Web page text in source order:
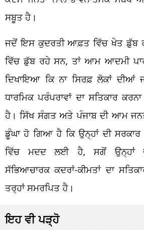
ਸਬੂਤ ਹੈ।
ਜਦੋਂ ਇਸ ਕੁਦਰਤੀ ਆਫ਼ਤ ਵਿੱਚ ਖੇਤ ਡੁੱਬ
ਵਿੱਚ ਡੁੱਬ ਰਹੇ ਸਨ, ਤਾਂ ਆਮ ਆਦਮੀ
ਦਿਖਾਇਆ ਕਿ ਨਾ ਸਿਰਫ਼ ਲੋਕਾਂ ਦੀਆਂ
ਧਾਰਮਿਕ ਪਰੰਪਰਾਵਾਂ ਦਾ ਸਤਿਕਾਰ
ਹੈ। ਸਿੱਖ ਸੰਗਤ ਅਤੇ ਪੰਜਾਬ ਦੀ ਆਮ
ਡੂੰਘਾ ਹੋ ਗਿਆ ਹੈ ਕਿ ਉਨ੍ਹਾਂ ਦੀ
ਵਿੱਚ ਮਦਦ ਲਈ ਹੈ, ਸਗੋਂ ਉਨ੍ਹਾਂ
ਸੱਭਿਆਚਾਰਕ ਕਦਰਾਂ-ਕੀਮਤਾਂ ਦਾ
ਤਰ੍ਹਾਂ ਸਮਰਪਿਤ ਹੈ।
ਇਹ ਵੀ ਪੜ੍ਹੋ